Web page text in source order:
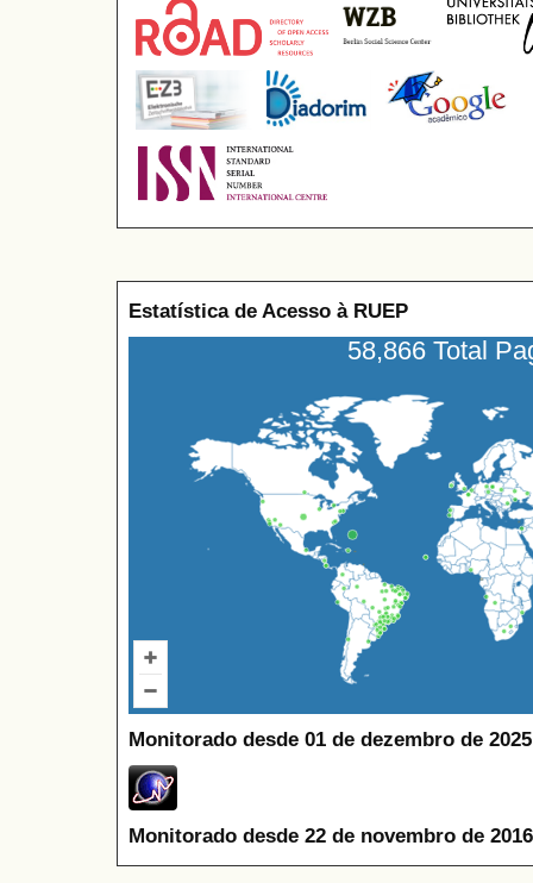
Estatística de Acesso à RUEP
58,866 Total
Monitorado desde 01 de dezembro de
Monitorado desde 22 de novembro de